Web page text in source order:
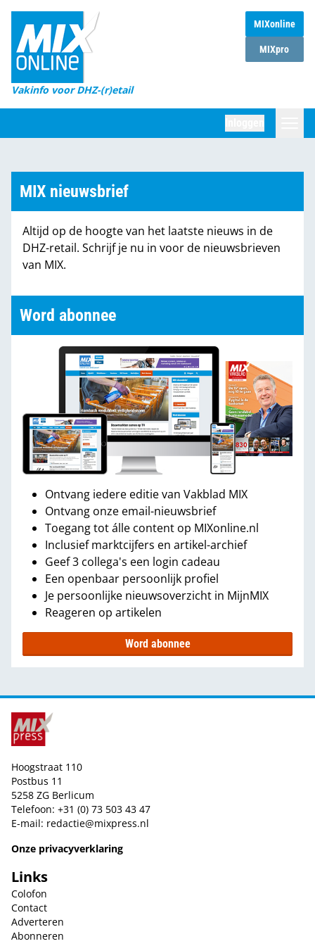
MIXonline
MIXpro
Vakinfo voor DHZ-(r)etail
Home
Magazines
DHZ Sessie
Marktcijfers
Partners
MIX nieuwsbrief
Altijd op de hoogte van het laatste nieuws in de
DHZ-retail. Schrijf je nu in voor de nieuwsbrieven
van MIX.
Word abonnee
Ontvang iedere editie van Vakblad MIX
Ontvang onze email-nieuwsbrief
Toegang tot álle content op MIXonline.nl
Inclusief marktcijfers en artikel-archief
Geef 3 collega's een login cadeau
Een openbaar persoonlijk profiel
Je persoonlijke nieuwsoverzicht in MijnMIX
Reageren op artikelen
Word abonnee
Hoogstraat 110
Postbus 11
5258 ZG Berlicum
Telefoon: +31 (0) 73 503 43 47
E-mail: redactie@mixpress.nl
Onze privacyverklaring
Links
Colofon
Contact
Adverteren
Abonneren